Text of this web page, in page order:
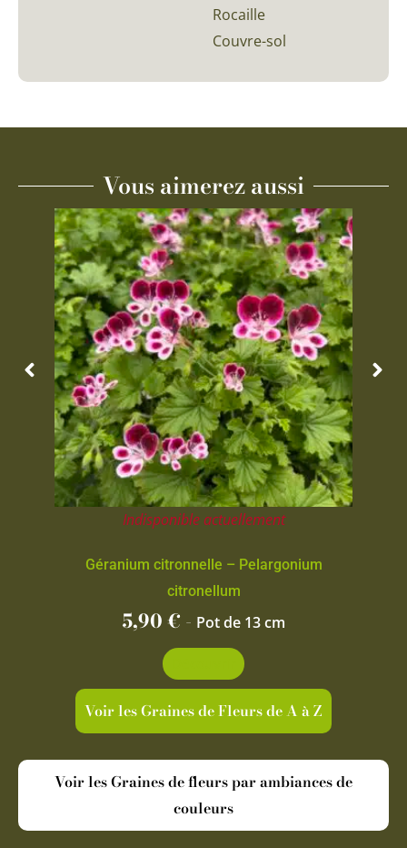
Rocaille
Couvre-sol
Vous aimerez aussi
Indisponible actuellement
Géranium citronnelle – Pelargonium
citronellum
5,90€ - Pot de 13 cm
Voir les Graines de Fleurs de A à Z
Voir les Graines de fleurs par ambiances de
couleurs